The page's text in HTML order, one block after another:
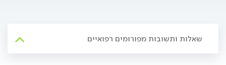
שאלות ותשובות מפורומים רפואיים